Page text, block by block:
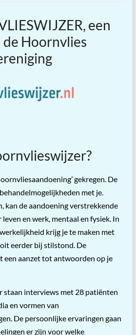
een
Hoornvlies
gekregen. De
met je.
kan de aandoening verstrekkende
en werk, mentaal en fysiek. In
krijg je te maken met
eerder bij stilstond. De
een aanzet tot antwoorden op je
staan interviews met 28 patiënten
en vormen van
De persoonlijke ervaringen gaan
er zijn voor welke